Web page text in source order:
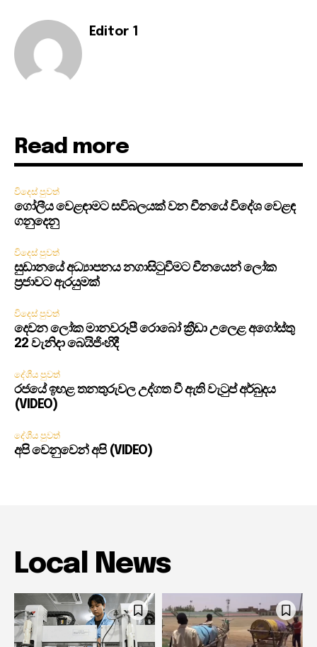
Editor 1
Read more
විදෙස් පුවත්
ගෝලීය වෙළඳාමට සවිබලයක් වන චීනයේ විදේශ වෙළඳ
ගනුදෙනු
විදෙස් පුවත්
සුඩානයේ අධ්‍යාපනය නගාසිටුවීමට චීනයෙන් ලෝක
ප්‍රජාවට ඇරයුමක්
විදෙස් පුවත්
දෙවන ලෝක මානවරූපී රොබෝ ක්‍රීඩා උලෙළ අගෝස්තු
22 වැනිදා බෙයිජිංහිදී
දේශීය පුවත්
රජයේ ඉහළ තනතුරුවල උද්ගත වී ඇති වැටුප් අර්බුදය
(VIDEO)
දේශීය පුවත්
අපි වෙනුවෙන් අපි (VIDEO)
Local News